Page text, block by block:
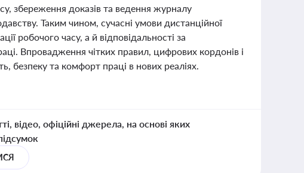
збереження доказів та ведення журналу
Таким чином, сучасні умови дистанційної
робочого часу, а й відповідальності за
Впровадження чітких правил, цифрових кордонів і
безпеку та комфорт праці в нових реаліях.
відео, офіційні джерела, на основі яких